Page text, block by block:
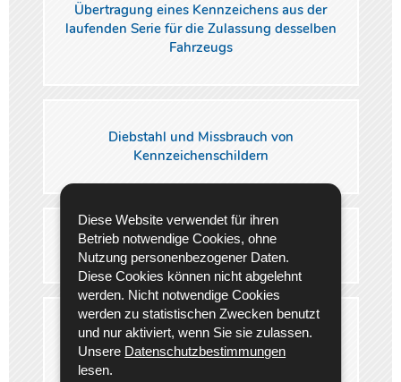
Diese Website verwendet für ihren
Betrieb notwendige Cookies, ohne
Nutzung personenbezogener Daten.
Diese Cookies können nicht abgelehnt
werden. Nicht notwendige Cookies
werden zu statistischen Zwecken benutzt
und nur aktiviert, wenn Sie sie zulassen.
Unsere Datenschutzbestimmungen
lesen.
Übertragung eines Kennzeichens aus der
laufenden Serie für die Zulassung desselben
Fahrzeugs
Diebstahl und Missbrauch von
Kennzeichenschildern
Vermietung von roten Kennzeichen
Ausfuhr von Fahrzeugen –
Ausfuhrkennzeichen